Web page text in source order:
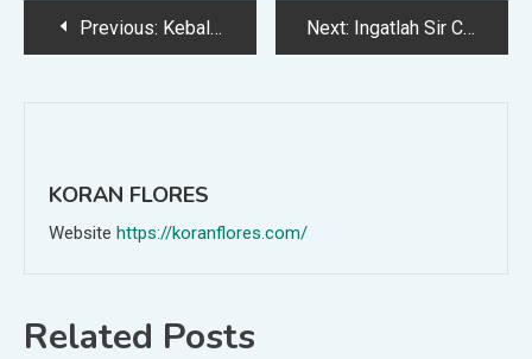
PostPrevious: Kebalikan dari nama tanda tangan nama bulanan Actober Bulanan 2025: The Shipping Echobox Next: Ingatlah Sir Charles Wheattone di Hari 150-an
KORAN FLORES
Website https://koranflores.com/
Related Posts